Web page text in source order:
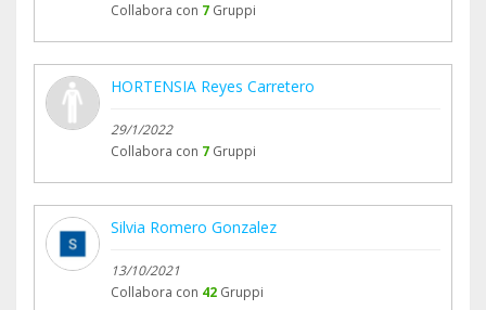
Collabora con 7 Gruppi
HORTENSIA Reyes Carretero
29/1/2022
Collabora con 7 Gruppi
Silvia Romero Gonzalez
13/10/2021
Collabora con 42 Gruppi